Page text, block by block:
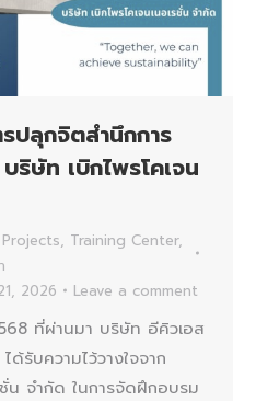
ปลุกจิตสำนึกการ
ษัท เบิกไพรโคเจน
, Training Center,
2026 Leave a comment
ที่ผ่านมา บริษัท อีคิวเอส
รับความไว้วางใจจาก
ชั่น จำกัด ในการจัดฝึกอบรม